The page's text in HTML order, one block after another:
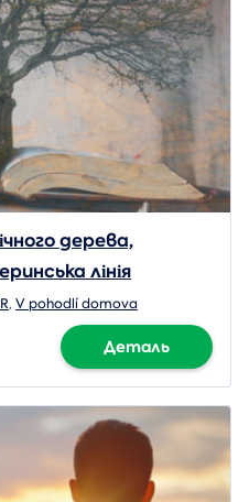
дерева,
лінія
,V pohodlí domova
Деталь